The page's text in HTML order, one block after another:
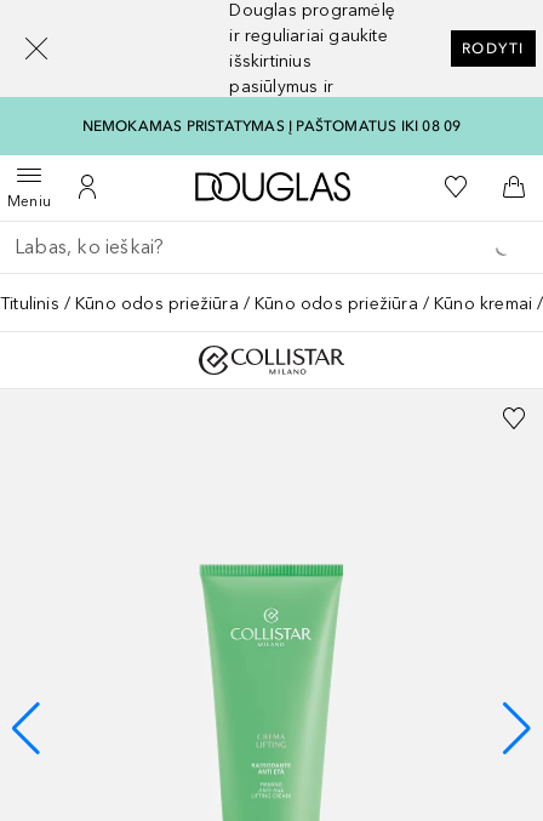
Douglas programėlę
ir reguliariai gaukite
išskirtinius
pasiūlymus ir
RODYTI
NEMOKAMAS PRISTATYMAS Į PAŠTOMATUS IKI 08 09
MeniuAtidaryti meniuĮ mano paskyrą
Į Douglas pagrindinį
Į mano
Į
Grįžk atgal
Vykdykite paiešką
Titulinis Kūno odos priežiūra Kūno odos priežiūra Kūno kremai
[navigation.slideout.screenreader]